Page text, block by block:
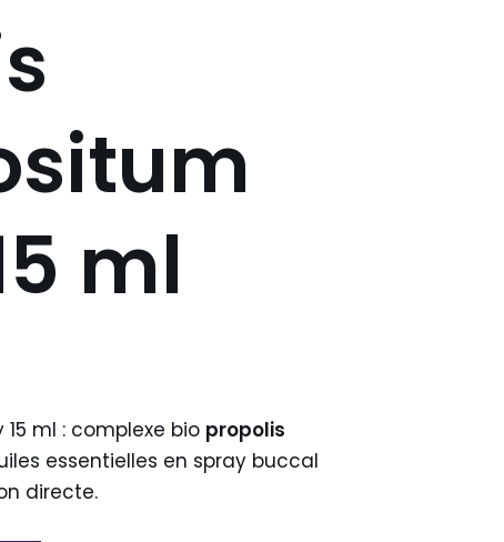
ml
15 ml : complexe bio propolis
essentielles en spray buccal
directe.